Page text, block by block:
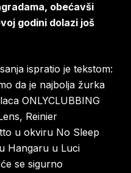
obećavši
godini dolazi još
ispratio je tekstom:
da je najbolja žurka
ONLYCLUBBING
Reinier
u okviru No Sleep
Hangaru u Luci
se sigurno